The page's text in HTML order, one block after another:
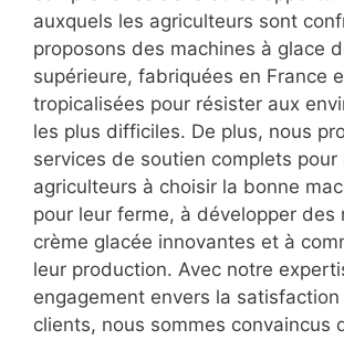
auxquels les agriculteurs sont
proposons des machines à glace
supérieure, fabriquées en France
tropicalisées pour résister aux
les plus difficiles. De plus, nous
services de soutien complets pour
agriculteurs à choisir la bonne
pour leur ferme, à développer des
crème glacée innovantes et à
leur production. Avec notre
engagement envers la satisfaction
clients, nous sommes convaincus